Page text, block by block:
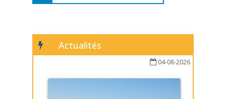
Actualités
04-08-2026